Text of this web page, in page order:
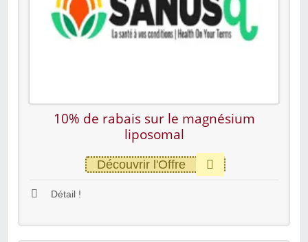
10% de rabais sur le magnésium
liposomal
Découvrir l'Offre
Détail !